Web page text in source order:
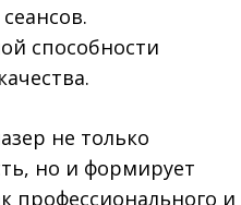
способности
не только
но и формирует
профессионального и